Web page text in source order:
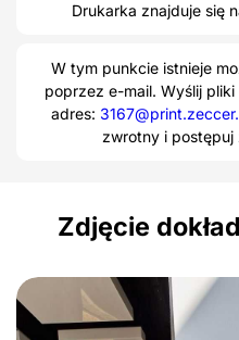
Drukarka znajduje się
W tym punkcie istnieje
poprzez e-mail. Wyślij
adres:
zwrotny i postępuj
Zdjęcie